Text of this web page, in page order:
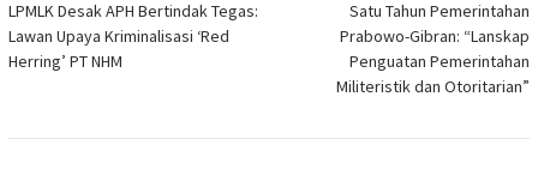
navigation
LPMLK Desak APH Bertindak Tegas:
Lawan Upaya Kriminalisasi ‘Red
Herring’ PT NHM
Satu Tahun Pemerintahan
Prabowo-Gibran: “Lanskap
Penguatan Pemerintahan
Militeristik dan Otoritarian”